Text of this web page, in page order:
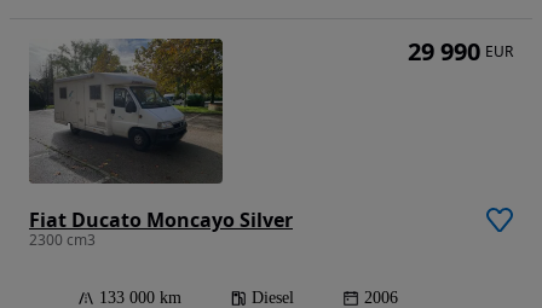
Fiat Ducato Moncayo Silver
2300 cm3
133 000 km Diesel 2006
29 990 EUR